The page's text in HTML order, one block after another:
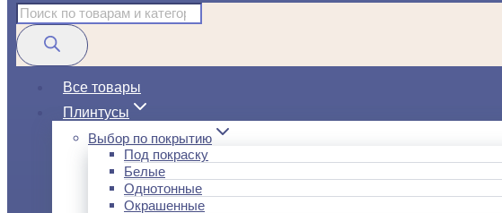
Поиск
товаров
Все товары
Плинтусы
Выбор по покрытию
Под покраску
Белые
Однотонные
Окрашенные